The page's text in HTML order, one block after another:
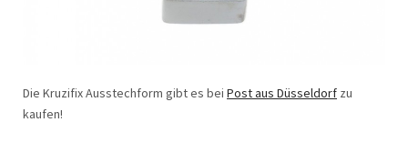
Die Kruzifix Ausstechform gibt es bei Post aus Düsseldorf zu
kaufen!